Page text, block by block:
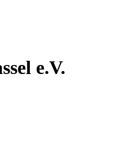
e.V.